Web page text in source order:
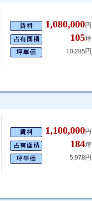
1,080,000円
105坪
10,285 円
1,100,000円
184坪
5,978円